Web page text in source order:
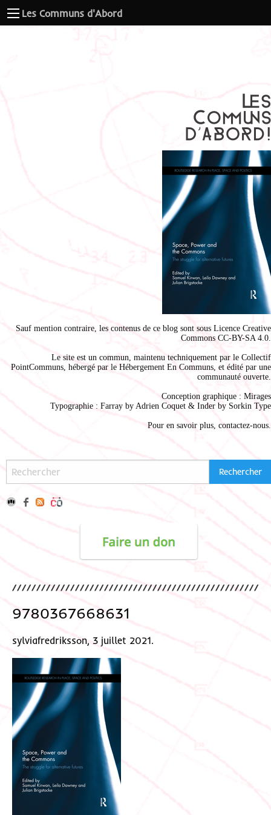
Les Communs d'Abord
Sauf mention contraire, les contenus de ce blog sont sous Licence Creative
Commons CC-BY-SA 4.0
Le site est un commun, maintenu techniquement par le Collectif
PointCommuns , hébergé par le Hébergement En Communs , et édité par une
communauté ouverte.
Conception graphique : Mirages
Typographie : Farray by Adrien Coquet & Inder by Sorkin Type
Pour en savoir plus, contactez-nous
9780367668631
sylviafredriksson, 3 juillet 2021.